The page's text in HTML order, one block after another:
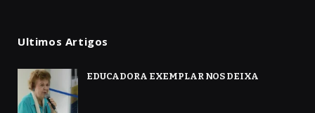
Ultimos Artigos
EDUCADORA EXEMPLAR NOS DEIXA